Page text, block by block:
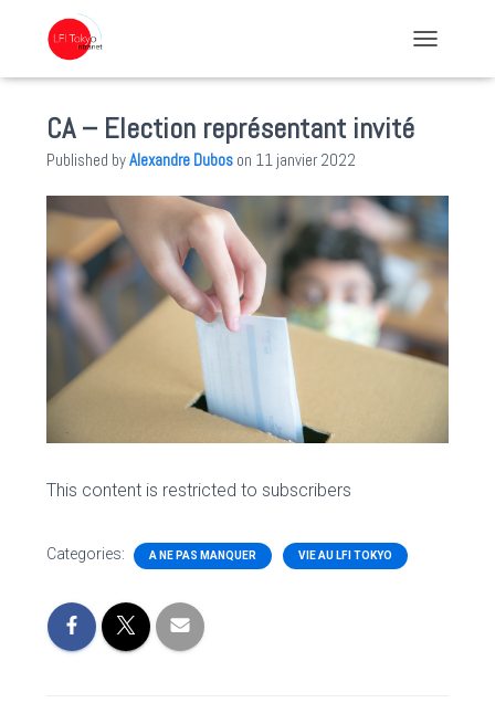
CA – Election représentant invité
Published byAlexandre Dubos on 11 janvier 2022
This content is restricted to subscribers
Categories: A NE PAS MANQUER VIE AU LFI TOKYO